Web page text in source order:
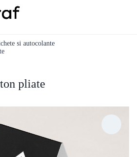
si autocolante
pliate